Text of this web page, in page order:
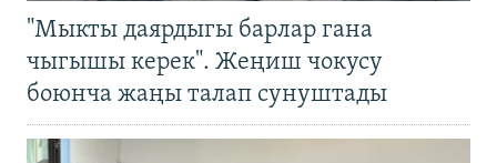
"Мыкты даярдыгы барлар гана
чыгышы керек". Жеңиш чокусу
боюнча жаңы талап сунуштады